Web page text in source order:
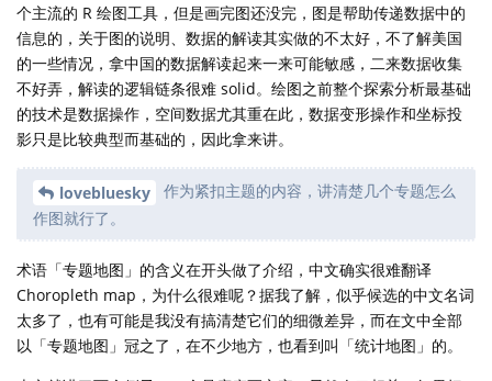
个主流的 R 绘图工具，但是画完图还没完，图是帮助传递数据中的
信息的，关于图的说明、数据的解读其实做的不太好，不了解美国
的一些情况，拿中国的数据解读起来一来可能敏感，二来数据收集
不好弄，解读的逻辑链条很难 solid。绘图之前整个探索分析最基础
的技术是数据操作，空间数据尤其重在此，数据变形操作和坐标投
影只是比较典型而基础的，因此拿来讲。
lovebluesky
作为紧扣主题的内容，讲清楚几个专题怎么
作图就行了。
术语「专题地图」的含义在开头做了介绍，中文确实很难翻译
Choropleth map，为什么很难呢？据我了解，似乎候选的中文名词
太多了，也有可能是我没有搞清楚它们的细微差异，而在文中全部
以「专题地图」冠之了，在不少地方，也看到叫「统计地图」的。